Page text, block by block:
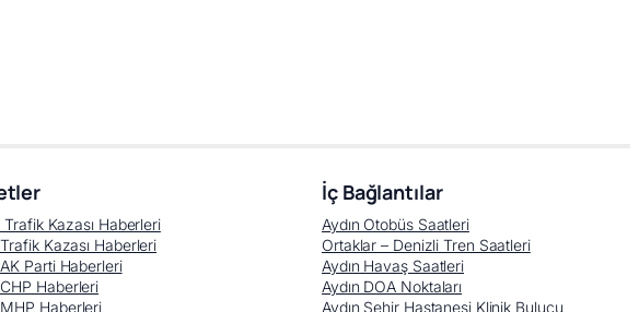
Trafik Kazası Haberleri
Trafik Kazası Haberleri
AK Parti Haberleri
CHP Haberleri
MHP Haberleri
İç Bağlantılar
Aydın Otobüs Saatleri
Ortaklar – Denizli Tren Saatleri
Aydın Havaş Saatleri
Aydın DOA Noktaları
Aydın Şehir Hastanesi Klinik Bulucu